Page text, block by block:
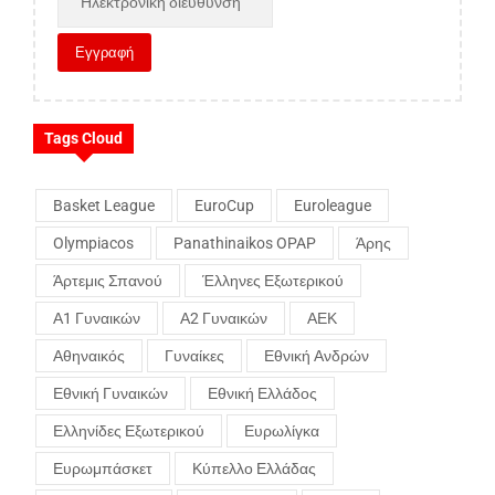
Tags Cloud
Basket League EuroCup Euroleague
Olympiacos Panathinaikos OPAP Άρης
Άρτεμις Σπανού Έλληνες Εξωτερικού
Α1 Γυναικών Α2 Γυναικών ΑΕΚ
Αθηναικός Γυναίκες Εθνική Ανδρών
Εθνική Γυναικών Εθνική Ελλάδος
Ελληνίδες Εξωτερικού Ευρωλίγκα
Ευρωμπάσκετ Κύπελλο Ελλάδας